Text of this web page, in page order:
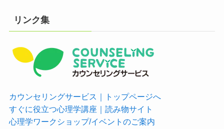
リンク集
カウンセリングサービス｜トップページへ
すぐに役立つ心理学講座｜読み物サイト
心理学ワークショップ/イベントのご案内